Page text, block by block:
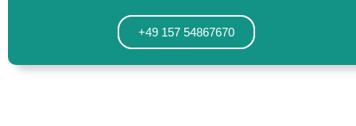
+49 157 54867670